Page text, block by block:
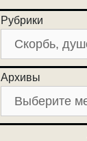
Рубрики
Архивы